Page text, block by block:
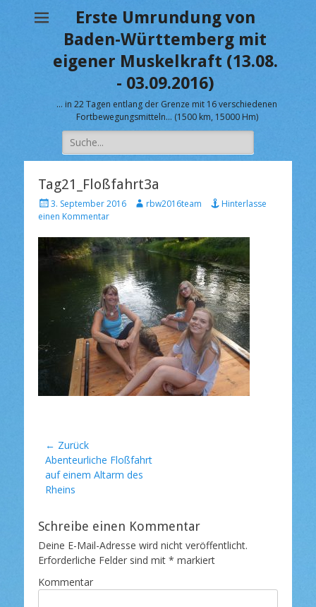
Erste Umrundung von
Baden-Württemberg mit
eigener Muskelkraft (13.08.
- 03.09.2016)
… in 22 Tagen entlang der Grenze mit 16 verschiedenen
Fortbewegungsmitteln… (1500 km, 15000 Hm)
Suche
nach:
Tag21_Floßfahrt3a
V
e
ö
c
h
m
3. September 2016
A
o
r
rbw2016team
Hinterlasse
einen Kommentar
Beitragsnavigation
← Zurück
Vorheriger
Beitrag:
Abenteurliche Floßfahrt
auf einem Altarm des
Rheins
Schreibe einen Kommentar
Deine E-Mail-Adresse wird nicht veröffentlicht.
Erforderliche Felder sind mit * markiert
Kommentar